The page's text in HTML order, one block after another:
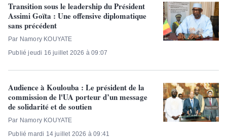
Transition sous le leadership du Président
Assimi Goïta : Une offensive diplomatique
sans précédent
Par Namory KOUYATE
Publié jeudi 16 juillet 2026 à 09:07
Audience à Koulouba : Le président de la
commission de l'UA porteur d’un message
de solidarité et de soutien
Par Namory KOUYATE
Publié mardi 14 juillet 2026 à 09:41